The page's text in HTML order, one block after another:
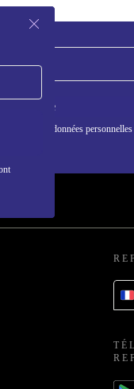
S'inscrire
des données personnelles